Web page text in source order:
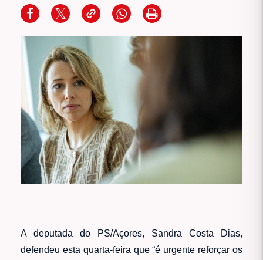
A deputada do PS/Açores, Sandra Costa Dias,
defendeu esta quarta-feira que “é urgente reforçar os